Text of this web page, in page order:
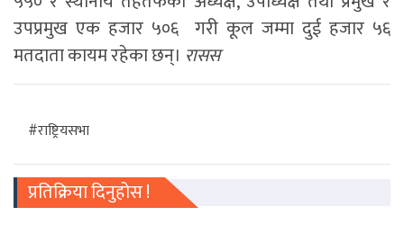
उपप्रमुख एक हजार ५०६ गरी कूल जम्मा दुई हजार ५६
मतदाता कायम रहेका छन्। रासस
#राष्ट्रियसभा
प्रतिक्रिया दिनुहोस !